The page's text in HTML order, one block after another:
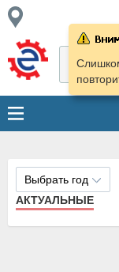
Выбрать год
АКТУАЛЬНЫЕ